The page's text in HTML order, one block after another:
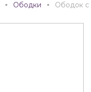
Ободки Ободок с